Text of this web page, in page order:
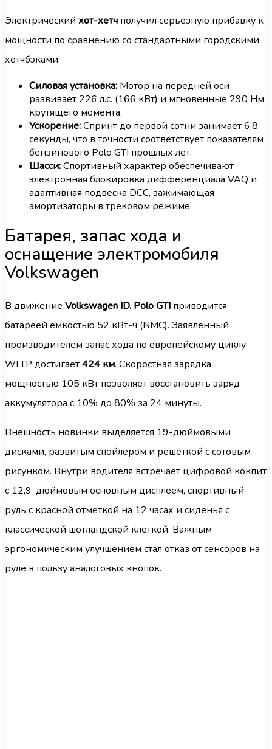
Электрический хот-хетч получил серьезную прибавку к
мощности по сравнению со стандартными городскими
хетчбэками:
Силовая установка: Мотор на передней оси
развивает 226 л.с. (166 кВт) и мгновенные 290 Нм
крутящего момента.
Ускорение:Спринт до первой сотни занимает 6,8
секунды, что в точности соответствует показателям
бензинового Polo GTI прошлых лет.
Шасси:Спортивный характер обеспечивают
электронная блокировка дифференциала VAQ и
адаптивная подвеска DCC, зажимающая
амортизаторы в трековом режиме.
Батарея, запас хода и
оснащение электромобиля
Volkswagen
В движение Volkswagen ID. Polo GTI приводится
батареей емкостью 52 кВт-ч (NMC). Заявленный
производителем запас хода по европейскому циклу
WLTP достигает424 км. Скоростная зарядка
мощностью 105 кВт позволяет восстановить заряд
аккумулятора с 10% до 80% за 24 минуты.
Внешность новинки выделяется 19-дюймовыми
дисками, развитым спойлером и решеткой с сотовым
рисунком. Внутри водителя встречает цифровой кокпит
с 12,9-дюймовым основным дисплеем, спортивный
руль с красной отметкой на 12 часах и сиденья с
классической шотландской клеткой. Важным
эргономическим улучшением стал отказ от сенсоров на
руле в пользу аналоговых кнопок.